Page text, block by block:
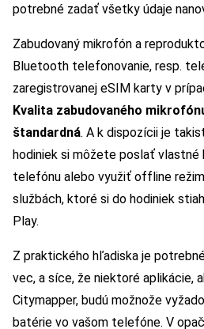
potrebné zadať všetky údaje
Zabudovaný mikrofón a
Bluetooth telefonovanie, resp.
zaregistrovanej eSIM karty v
Kvalita zabudovaného
štandardná. A k dispozícii je
hodiniek si môžete poslať vlastné
telefónu alebo využiť offline
službách, ktoré si do hodiniek
Play.
Z praktického hľadiska je
vec, a síce, že niektoré aplikácie,
Citymapper, budú možnože
batérie vo vašom telefóne. V